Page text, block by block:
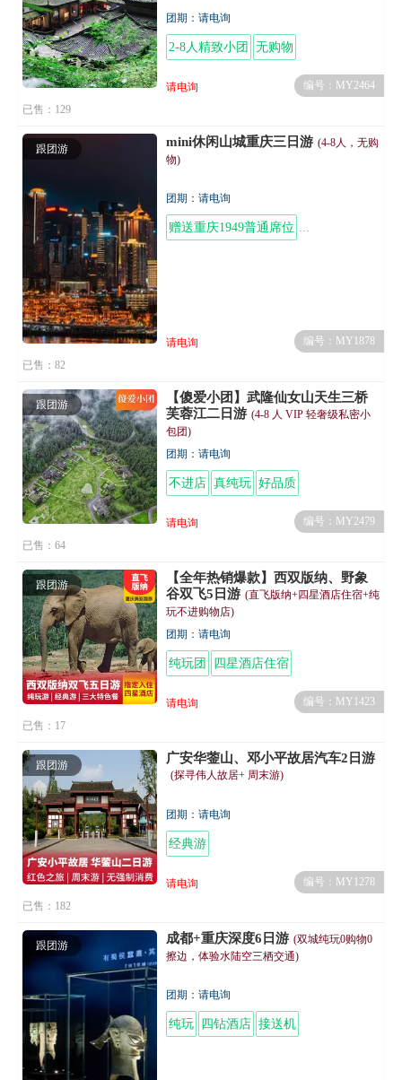
团期：请电询
2-8人精致小团 无购物
请电询
编号：MY2464
已售：129
跟团游 mini休闲山城重庆三日游 (4-8人，无购
物)
团期：请电询
赠送重庆1949普通席位 两江游船船票
请电询
编号：MY1878
已售：82
跟团游
【傻爱小团】武隆仙女山天生三桥
芙蓉江二日游 (4-8 人 VIP 轻奢级私密小
包团)
团期：请电询
不进店 真纯玩 好品质
请电询
编号：MY2479
已售：64
跟团游
【全年热销爆款】西双版纳、野象
谷双飞5日游 (直飞版纳+四星酒店住宿+纯
玩不进购物店)
团期：请电询
纯玩团 四星酒店住宿
请电询
编号：MY1423
已售：17
跟团游 广安华蓥山、邓小平故居汽车2日游
(探寻伟人故居+ 周末游)
团期：请电询
经典游
请电询
编号：MY1278
已售：182
跟团游 成都+重庆深度6日游 (双城纯玩0购物0
擦边，体验水陆空三栖交通)
团期：请电询
纯玩 四钻酒店 接送机